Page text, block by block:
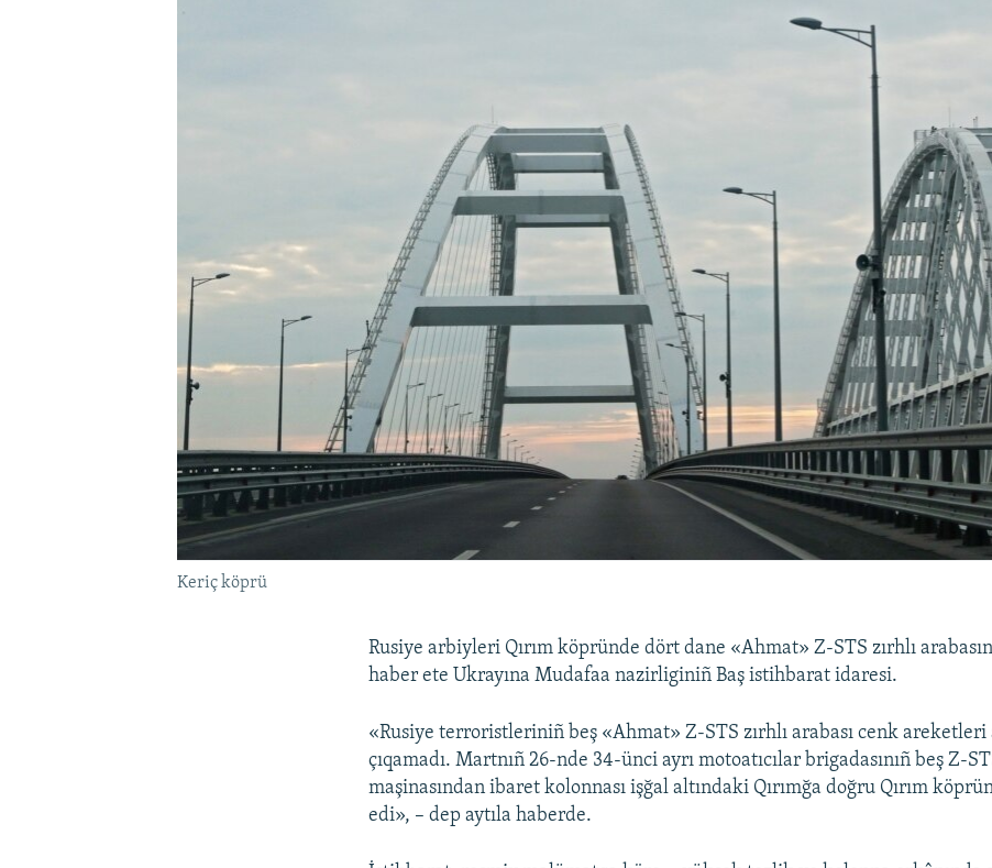
Keriç köprü
Rusiye arbiyleri Qırım köpründe dört dane «Ahmat» Z-STS zırhlı
haber ete Ukrayına Mudafaa nazirliginiñ Baş istihbarat idaresi.
«Rusiye terroristleriniñ beş «Ahmat» Z-STS zırhlı arabası cenk areketleri
çıqamadı. Martnıñ 26-nde 34-ünci ayrı motoatıcılar brigadasınıñ beş Z-
maşinasından ibaret kolonnası işğal altındaki Qırımğa doğru Qırım
edi», – dep aytıla haberde.